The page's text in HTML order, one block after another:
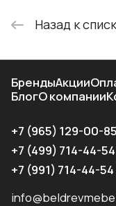
Назад к
БрендыАкции
БлогО компании
+7 (965) 129-00-85
+7 (499) 714-44-54
+7 (991) 714-44-54